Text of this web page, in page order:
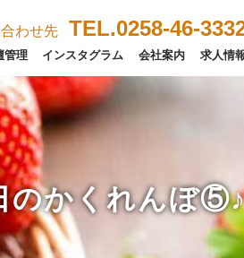
わせ先 TEL.0258-46-
管理 インスタグラム 会社案内 求人情
のかくれんぼ